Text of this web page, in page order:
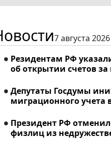
7 августа 2026
Резидентам РФ
об открытии счетов
Депутаты Госдумы
миграционного учета
Президент РФ
физлиц из